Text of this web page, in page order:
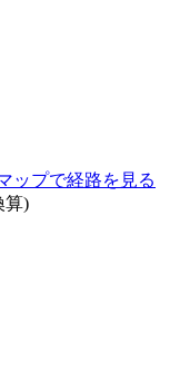
ップで経路を見る
算)